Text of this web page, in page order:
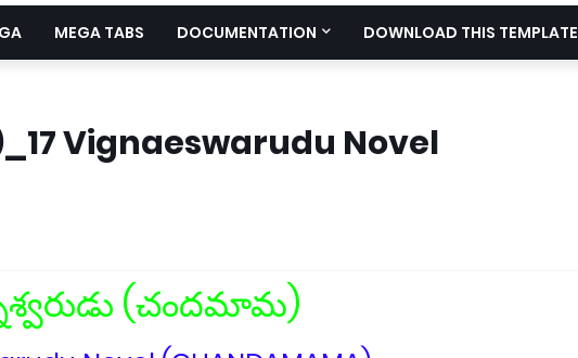
MEGA TABS DOCUMENTATION DOWNLOAD THIS TEMPLATE
Vignaeswarudu Novel
(చందమామ)